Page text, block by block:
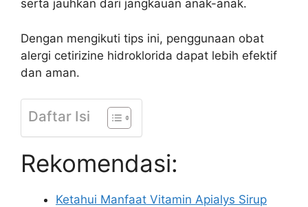
serta jauhkan dari jangkauan anak-anak.
Dengan mengikuti tips ini, penggunaan obat
alergi cetirizine hidroklorida dapat lebih efektif
dan aman.
Daftar Isi
Rekomendasi:
Ketahui Manfaat Vitamin Apialys Sirup